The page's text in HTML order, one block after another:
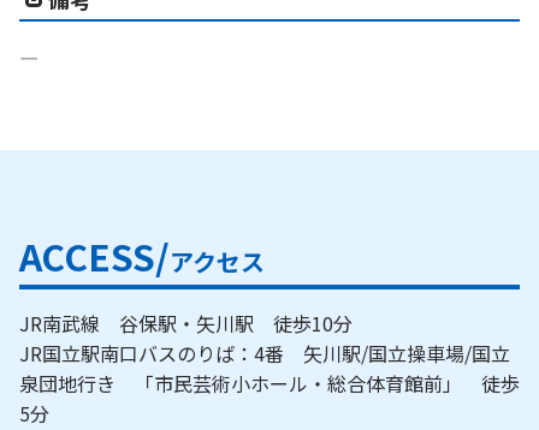
―
ACCESS/アクセス
JR南武線 谷保駅・矢川駅 徒歩10分
JR国立駅南口バスのりば：4番 矢川駅/国立操車場/国立
泉団地行き 「市民芸術小ホール・総合体育館前」 徒歩
5分